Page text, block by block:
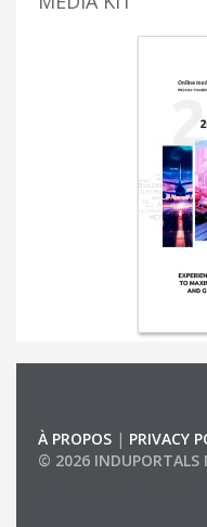
À PROPOS | PRIVACY
© 2026 INDUPORTALS